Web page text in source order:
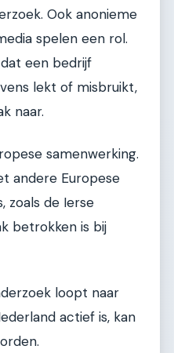
Ook anonieme
spelen een rol.
een bedrijf
lekt of misbruikt,
naar.
samenwerking.
andere Europese
zoals de Ierse
betrokken is bij
loopt naar
actief is, kan